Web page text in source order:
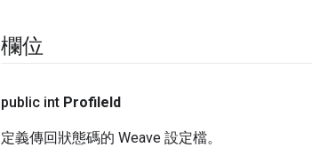
欄位
public int ProfileId
定義傳回狀態碼的 Weave 設定檔。